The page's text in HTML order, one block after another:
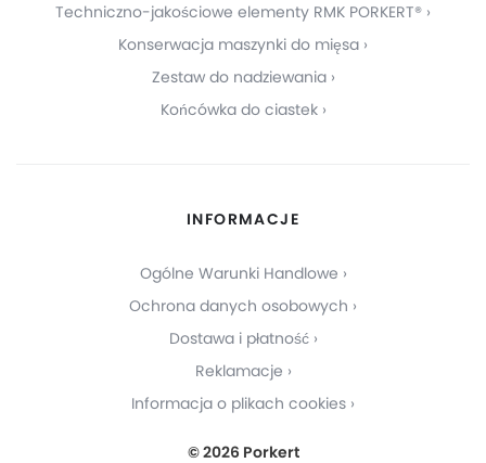
Techniczno-jakościowe elementy RMK PORKERT®
Konserwacja maszynki do mięsa
Zestaw do nadziewania
Końcówka do ciastek
INFORMACJE
Ogólne Warunki Handlowe
Ochrona danych osobowych
Dostawa i płatność
Reklamacje
Informacja o plikach cookies
© 2026 Porkert